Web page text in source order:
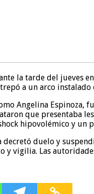
la tarde del jueves
a un arco
Angelina Espinoza,
que presentaba
hipovolémico y
decretó duelo y
y vigilia. Las